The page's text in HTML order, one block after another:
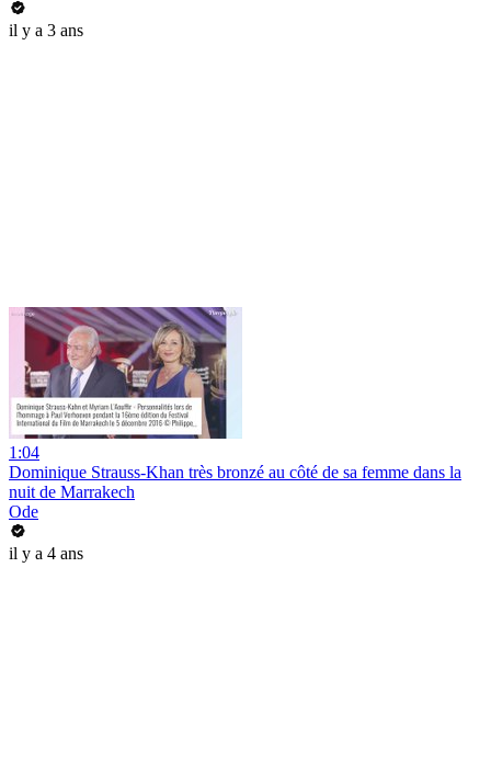
il y a 3 ans
1:04
Dominique Strauss-Khan très bronzé au côté de sa femme dans la
nuit de Marrakech
Ode
il y a 4 ans